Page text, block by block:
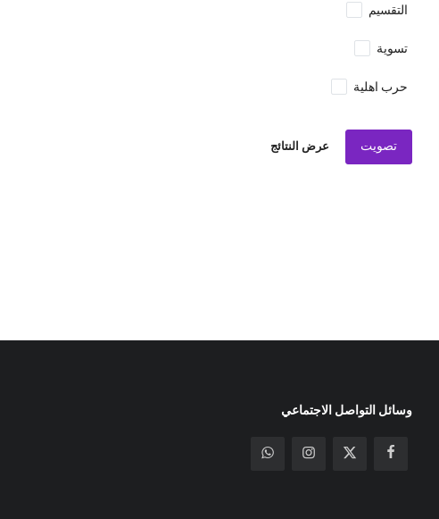
التقسيم
تسوية
حرب اهلية
تصويت عرض النتائج
وسائل التواصل الاجتماعي